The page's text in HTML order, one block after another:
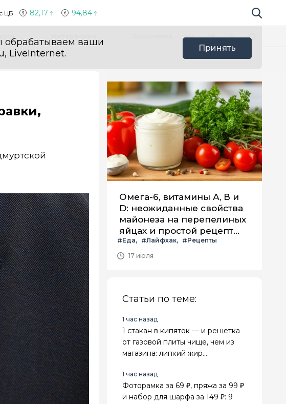
ЦБ 82,17 94,84 Поиск по
обрабатываем ваши
LiveInternet.
Принять
Омега-6, витамины А, В и
D: неожиданные свойства
майонеза на перепелиных
яйцах и простой рецепт
летнего салата с ним
#Еда #Лайфхак
#Рецепты
17 июля
Статьи по теме:
1 час назад
1 стакан в кипяток — и решетка
от газовой плиты чище, чем из
магазина: липкий жир
1 час назад
Фоторамка за 69 ₽, пряжа за 99 ₽
и набор для шарфа за 149 ₽: 9